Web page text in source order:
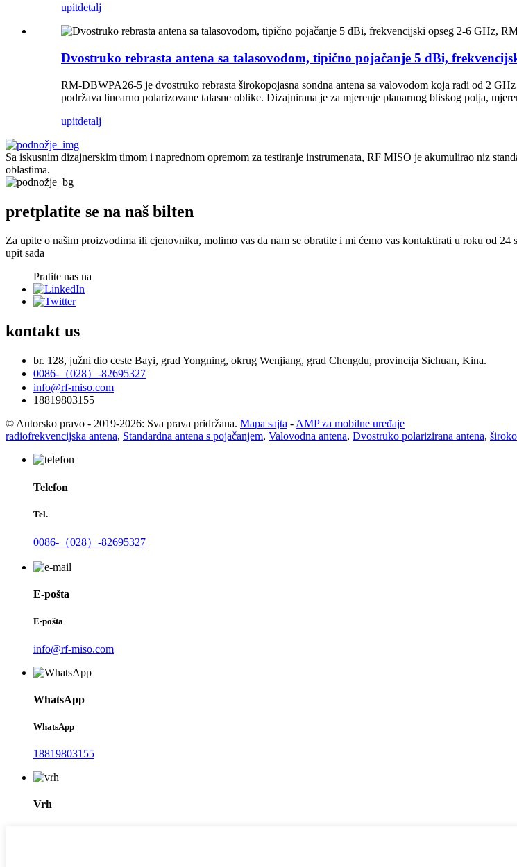
upitdetalj
Dvostruko rebrasta antena sa talasovodom, tipično pojačanje 5 dBi,
RM-DBWPA26-5 je dvostruko rebrasta širokopojasna sondna antena sa valovodom koja radi od 2
podržava linearno polarizovane talasne oblike. Dizajnirana je za mjerenje planarnog bliskog polja,
upitdetalj
Sa iskusnim dizajnerskim timom i naprednom opremom za testiranje instrumenata, RF MISO je akumulirao niz
oblastima.
pretplatite se na naš bilten
Za upite o našim proizvodima ili cjenovniku, molimo vas da nam se obratite i mi ćemo vas kontaktirati u roku od 24
upit sada
Pratite nas na
kontakt us
br. 128, južni dio ceste Bayi, grad Yongning, okrug Wenjiang, grad Chengdu, provincija Sichuan, Kina.
0086-（028）-82695327
info@rf-miso.com
18819803155
© Autorsko pravo - 2019-2026: Sva prava pridržana. Mapa sajta - AMP za mobilne uređaje
radiofrekvencijska antena, Standardna antena s pojačanjem, Valovodna antena, Dvostruko polarizirana antena,
Telefon
Tel.
0086-（028）-82695327
E-pošta
E-pošta
info@rf-miso.com
WhatsApp
WhatsApp
18819803155
Vrh